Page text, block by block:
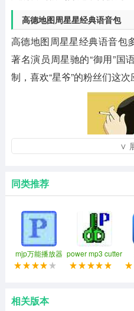
高德地图周星星经典语音包
高德地图周星星经典语音包
著名演员周星驰的“御用”国
制，喜欢“星爷”的粉丝们这次
高德地图周星星经典版特色细
优质驾车路线，精准路况，
色出行，省时省力；
∨
同类推荐
mjp万能播放器 power mp3 cutter
相关版本